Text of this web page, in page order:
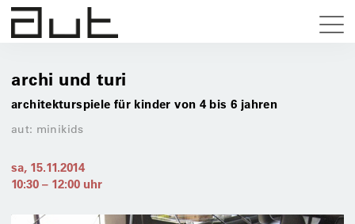
archi und turi
architekturspiele für kinder von 4 bis 6 jahren
aut: minikids
sa, 15.11.2014
10:30 – 12:00 uhr